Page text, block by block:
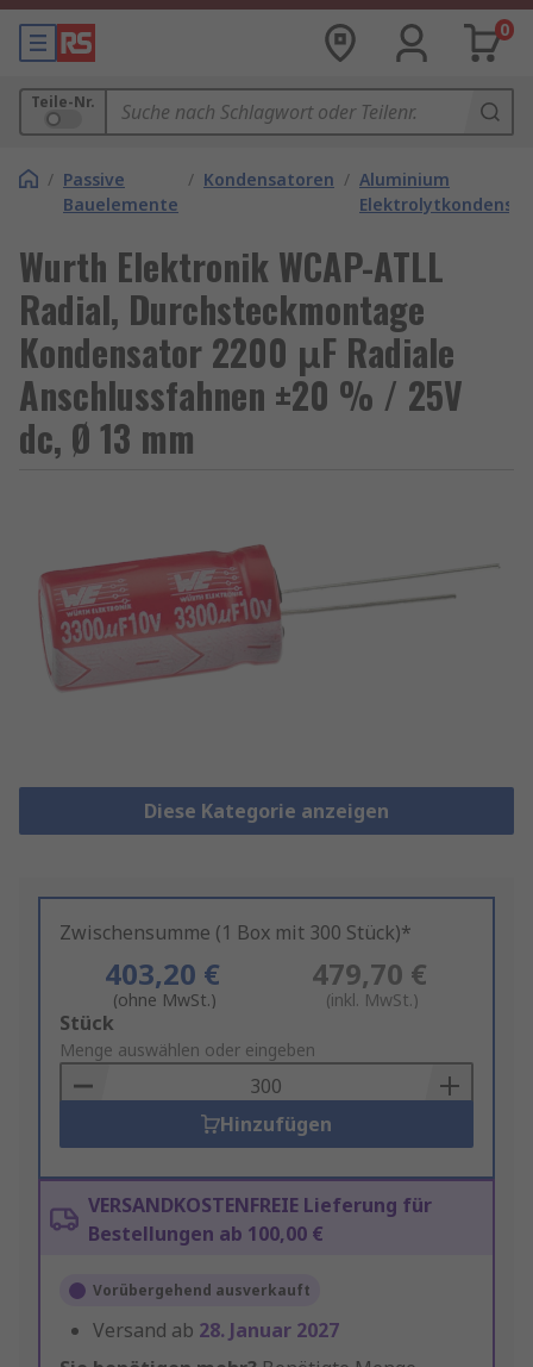
0
Teile-Nr.
/ Passive
Bauelemente
/ Kondensatoren / Aluminium
Wurth Elektronik WCAP-ATLL
Radial, Durchsteckmontage
Kondensator 2200 μF Radiale
Anschlussfahnen ±20 % / 25V
dc, Ø 13 mm
Diese Kategorie anzeigen
Zwischensumme (1 Box mit 300 Stück)*
403,20 €
(ohne MwSt.)
479,70 €
(inkl. MwSt.)
Add
to
Basket
Stück
Menge auswählen oder eingeben
Hinzufügen
VERSANDKOSTENFREIE Lieferung für
Bestellungen ab 100,00 €
Vorübergehend ausverkauft
Versand ab 28. Januar 2027